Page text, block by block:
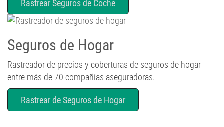
Rastrear Seguros de Coche
Seguros de Hogar
Rastreador de precios y coberturas de seguros de hogar
entre más de 70 compañías aseguradoras.
Rastrear de Seguros de Hogar